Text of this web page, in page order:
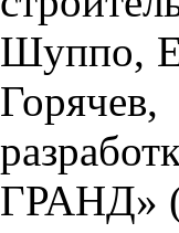
Шуппо,
ГРАНД»